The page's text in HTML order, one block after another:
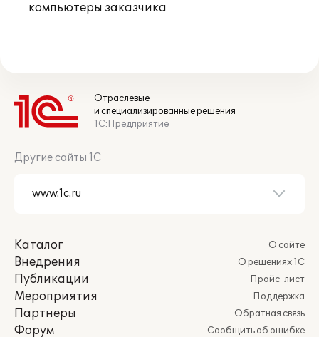
компьютеры заказчика
Отраслевые
и специализированные решения
1С:Предприятие
Другие сайты 1С
Каталог
Внедрения
Публикации
Мероприятия
Партнеры
Форум
О сайте
О решениях 1С
Прайс-лист
Поддержка
Обратная связь
Сообщить об ошибке